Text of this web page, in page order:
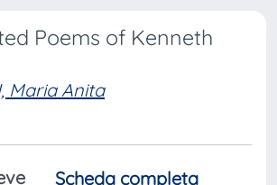
Poems of Kenneth
Maria Anita
Scheda completa